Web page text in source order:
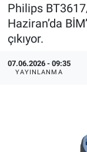
Philips
Haziran’da
çıkıyor.
07.06.2026 - 09:35
YAYINLANMA
KÜLTÜR-